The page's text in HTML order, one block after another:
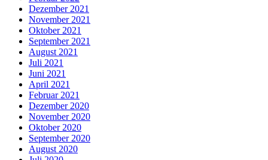
Dezember 2021
November 2021
Oktober 2021
September 2021
August 2021
Juli 2021
Juni 2021
April 2021
Februar 2021
Dezember 2020
November 2020
Oktober 2020
September 2020
August 2020